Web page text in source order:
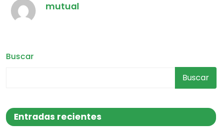
Buscar
Buscar
Entradas recientes
mutual